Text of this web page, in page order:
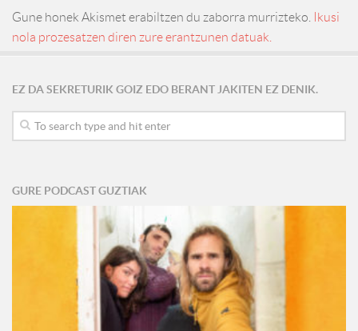
Gune honek Akismet erabiltzen du zaborra murrizteko.
Ikusi
nola prozesatzen diren zure erantzunen datuak.
EZ DA SEKRETURIK GOIZ EDO BERANT JAKITEN EZ DENIK.
GURE PODCAST GUZTIAK